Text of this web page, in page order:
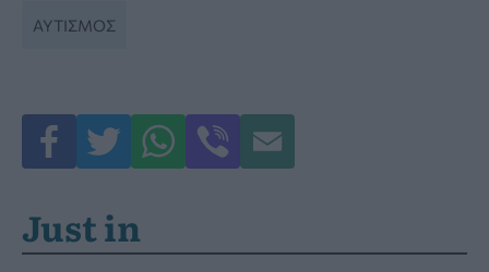
ΑΥΤΙΣΜΌΣ
Just in